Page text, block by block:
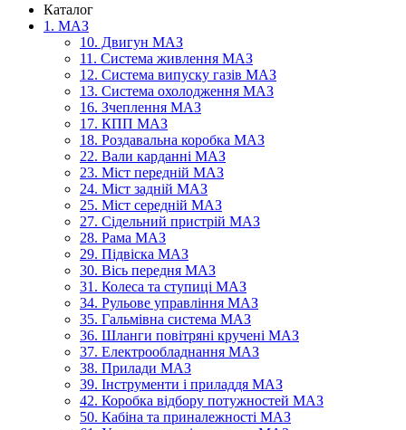
Каталог
1. МАЗ
10. Двигун МАЗ
11. Система живлення МАЗ
12. Система випуску газів МАЗ
13. Система охолодження МАЗ
16. Зчеплення МАЗ
17. КПП МАЗ
18. Роздавальна коробка МАЗ
22. Вали карданні МАЗ
23. Міст передній МАЗ
24. Міст задній МАЗ
25. Міст середній МАЗ
27. Сідельний пристрій МАЗ
28. Рама МАЗ
29. Підвіска МАЗ
30. Вісь передня МАЗ
31. Колеса та ступиці МАЗ
34. Рульове управління МАЗ
35. Гальмівна система МАЗ
36. Шланги повітряні кручені МАЗ
37. Електрообладнання МАЗ
38. Прилади МАЗ
39. Інструменти і приладдя МАЗ
42. Коробка відбору потужностей МАЗ
50. Кабіна та приналежності МАЗ